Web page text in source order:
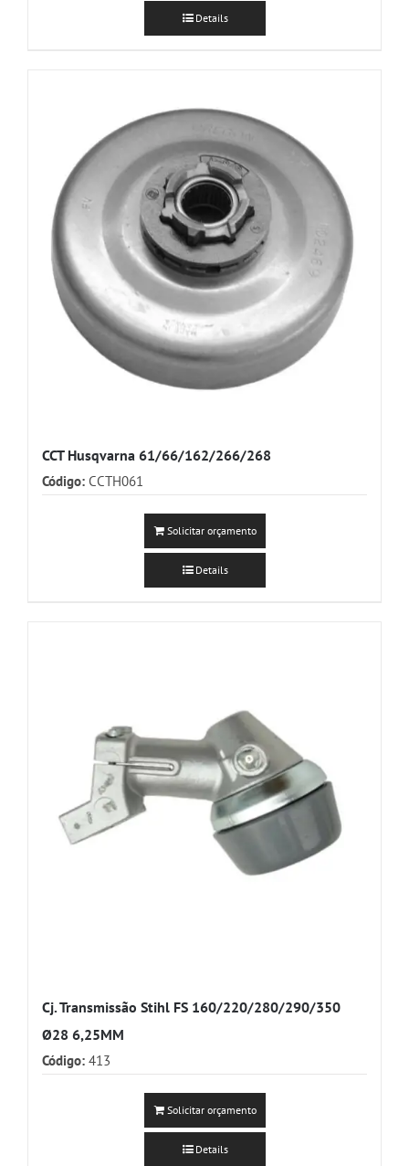
Details
CCT Husqvarna 61/66/162/266/268
Código: CCTH061
Solicitar orçamento
Details
Cj. Transmissão Stihl FS 160/220/280/290/350
Ø28 6,25MM
Código: 413
Solicitar orçamento
Details